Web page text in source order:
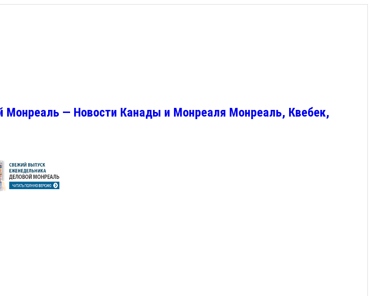
Монреаль — Новости Канады и Монреаля Монреаль, Квебек,